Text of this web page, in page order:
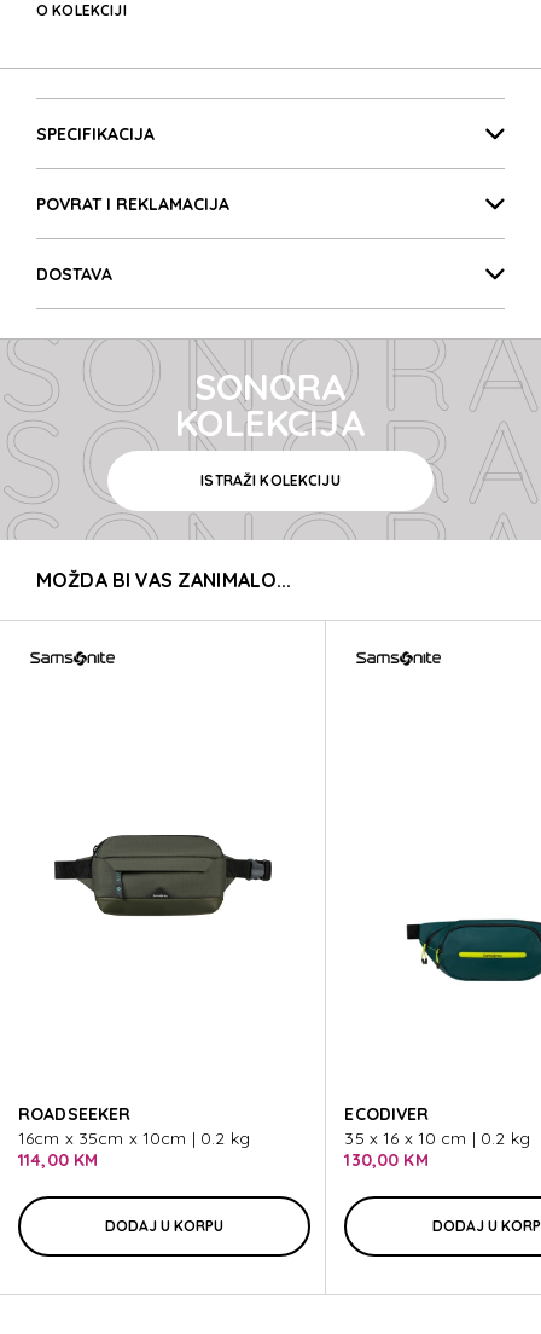
O KOLEKCIJI
SPECIFIKACIJA
POVRAT I REKLAMACIJA
DOSTAVA
SONORA
SONORA
SONORA
SONORA
SONORA
SONORA
SONORA
SONORA
SONORA
SONORA
SONORA
SONORA
SONORA
KOLEKCIJA
ISTRAŽI KOLEKCIJU
MOŽDA BI VAS ZANIMALO...
ROADSEEKER
16cm x 35cm x 10cm | 0.2 kg
114,00 KM
DODAJ U KORPU
ECODIVER
35 x 16 x 10 cm | 0.2 kg
130,00 KM
DODAJ U